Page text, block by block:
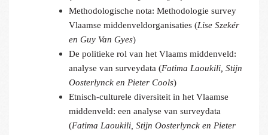
Methodologische nota: Methodologie survey
Vlaamse middenveldorganisaties (Lise Szekér
en Guy Van Gyes)
De politieke rol van het Vlaams middenveld:
analyse van surveydata (Fatima Laoukili, Stijn
Oosterlynck en Pieter Cools)
Etnisch-culturele diversiteit in het Vlaamse
middenveld: een analyse van surveydata
(Fatima Laoukili, Stijn Oosterlynck en Pieter